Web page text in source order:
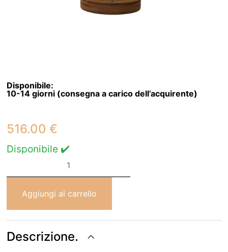
Disponibile:
10-14 giorni (consegna a carico dell’acquirente)
516.00€
Disponibile ✔️
Tavolo
NuvolaAggiungi al carrello
Descrizione.